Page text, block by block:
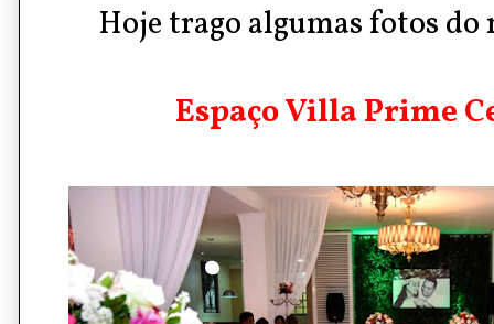
Hoje trago algumas fotos do
Espaço Villa Prime